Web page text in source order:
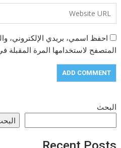
احفظ اسمي، بريدي الإلكتروني،
المتصفح لاستخدامها المرة المقبلة
البحث